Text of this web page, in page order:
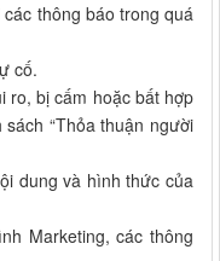
thông báo trong quá
cố.
ro, bị cấm hoặc bất hợp
“Thỏa thuận người
dung và hình thức của
Marketing, các thông